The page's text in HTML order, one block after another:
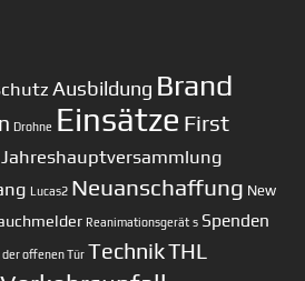
Ausbildung Brand
Drohne Einsätze First
Jahreshauptversammlung
Lucas2 Neuanschaffung New
Reanimationsgerät s Spenden
der offenen Tür TechnikTHL